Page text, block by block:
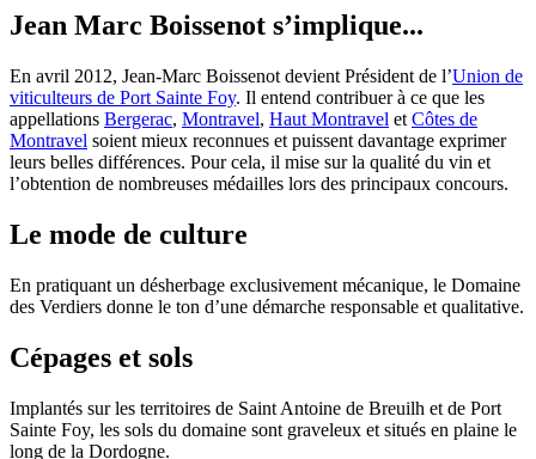
Jean Marc Boissenot s’implique...
En avril 2012, Jean-Marc Boissenot devient Président de l’Union de
viticulteurs de Port Sainte Foy. Il entend contribuer à ce que les
appellations Bergerac, Montravel, Haut Montravel et Côtes de
Montravel soient mieux reconnues et puissent davantage exprimer
leurs belles différences. Pour cela, il mise sur la qualité du vin et
l’obtention de nombreuses médailles lors des principaux concours.
Le mode de culture
En pratiquant un désherbage exclusivement mécanique, le Domaine
des Verdiers donne le ton d’une démarche responsable et qualitative.
Cépages et sols
Implantés sur les territoires de Saint Antoine de Breuilh et de Port
Sainte Foy, les sols du domaine sont graveleux et situés en plaine le
long de la Dordogne.